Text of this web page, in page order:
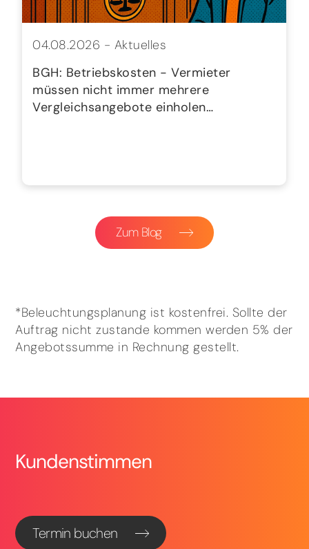
04.08.2026 - Aktuelles
BGH: Betriebskosten - Vermieter
müssen nicht immer mehrere
Vergleichsangebote einholen…
Zum Blog
*Beleuchtungsplanung ist kostenfrei. Sollte der
Auftrag nicht zustande kommen werden 5% der
Angebotssumme in Rechnung gestellt.
Kundenstimmen
Termin buchen